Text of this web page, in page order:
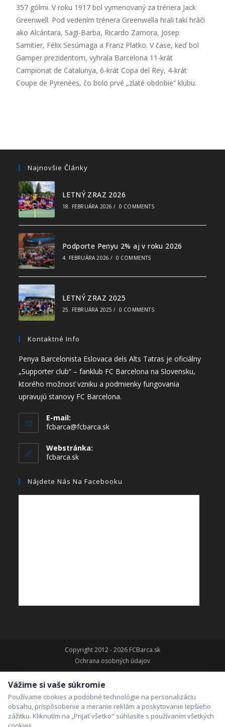
357 gólmi. V roku 1917 bol vymenovaný za trénera Jack
Greenwell. Pod vedením trénera Greenwella hrali takí hráči
ako Alcántara, Sagi-Barba, Ricardo Zamora, Josep
Samitier, Félix Sesúmaga a Franz Platko. V čase, keď bol
Gamper prezidentom, vyhrala Barcelona 11-krát
Campionat de Catalunya, 6-krát Copa del Rey, 4-krát
Coupe de Pyrenées, čo bolo prvé „zlaté obdobie“ klubu.
Najnovšie Články
LETNÝ ZRAZ 2026
18. FEBRUÁRA 2026 / 0 COMMENTS
Podporte Penyu 2% aj v roku 2026
4. FEBRUÁRA 2026 / 0 COMMENTS
LETNÝ ZRAZ 2025
25. FEBRUÁRA 2025 / 0 COMMENTS
Kontaktné Info
Penya Barcelonista Eslovaca dels Alts Tatras je oficiálny
„Supporter club“ – fanklub FC Barcelona na Slovensku,
ktorého možnosť vzniku a podmienky fungovania
upravujú stanovy FC Barcelona.
E-mail:
fcbarca@fcbarca.sk
Webstránka:
fcbarca.sk
Nájdete Nás Na Facebooku
Copyright 2012 - 2026 FCBarca.sk
Ochrana osobných údajov
Vážime si vaše súkromie
Používame cookies a podobné technológie na personalizáciu
obsahu, prispôsobenie a meranie reklám a poskytovanie lepšieho
zážitku. Kliknutím na „Prijať všetko" súhlasíte s používaním všetkých